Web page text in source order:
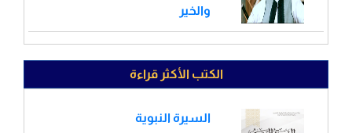
والخير
الكتب الأكثر قراءة
السيرة النبوية